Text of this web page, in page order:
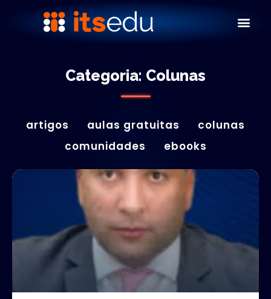
Categoria: Colunas
artigos aulas gratuitas
colunas
comunidades
ebooks